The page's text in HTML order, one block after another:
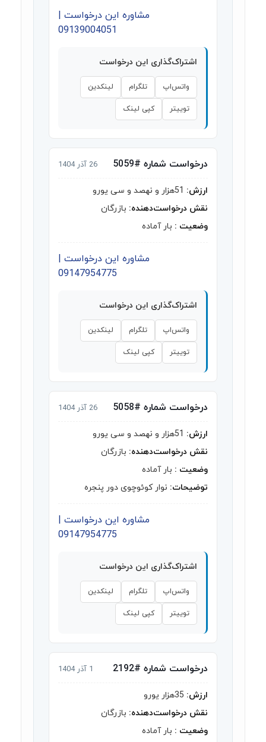
مشاوره این درخواست |
09139004051
اشتراک‌گذاری این درخواست
واتس‌اپ تلگرام لینکدین
توییتر کپی لینک
درخواست شماره #5059 26 آذر 1404
ارزش:
نقش درخواست‌دهنده: بازرگان
وضعیت : بار آماده
مشاوره این درخواست |
09147954775
اشتراک‌گذاری این درخواست
واتس‌اپ تلگرام لینکدین
توییتر کپی لینک
درخواست شماره #5058 26 آذر 1404
ارزش:
نقش درخواست‌دهنده: بازرگان
وضعیت : بار آماده
توضیحات: نوار کوئوچوی دور پنجره
مشاوره این درخواست |
09147954775
اشتراک‌گذاری این درخواست
واتس‌اپ تلگرام لینکدین
توییتر کپی لینک
درخواست شماره #2192 1 آذر 1404
ارزش:
نقش درخواست‌دهنده: بازرگان
وضعیت : بار آماده